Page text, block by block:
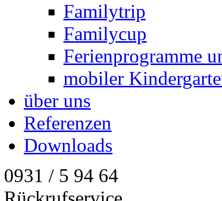
Familytrip
Familycup
Ferienprogramme
mobiler
über uns
Referenzen
Downloads
0931 / 5 94 64